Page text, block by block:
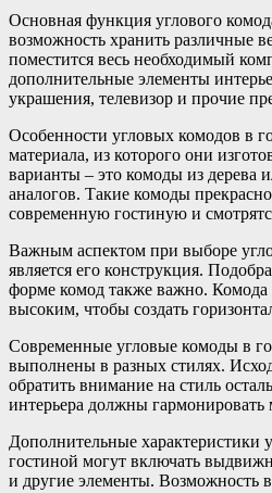
Основная функция углового
возможность хранить различные
поместится весь необходимый
дополнительные элементы
украшения, телевизор и прочие
Особенности угловых комодов в
материала, из которого они
варианты – это комоды из дерева
аналогов. Такие комоды
современную гостиную и
Важным аспектом при выборе
является его конструкция.
форме комод также важно. Комода
высоким, чтобы создать
Современные угловые комоды в
выполнены в разных стилях.
обратить внимание на стиль
интерьера должны гармонировать
Дополнительные характеристики
гостиной могут включать
и другие элементы. Возможность